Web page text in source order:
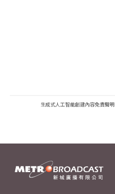
生成式人工智能創建內容免責聲明